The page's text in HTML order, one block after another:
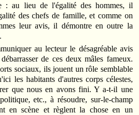
: au lieu de l'égalité des hommes, il
des chefs de famille, et comme on
leur avis, il démontre en outre la
au lecteur le désagréable avis
de ces deux mâles fameux.
sociaux, ils jouent un rôle semblable
les habitants d'autres corps célestes,
que nous en avons fini. Y a-t-il une
etc., à résoudre, sur-le-champ
en scène et règlent la chose en un